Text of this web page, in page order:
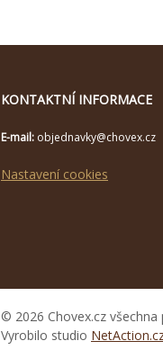
KONTAKTNÍ INFORMACE
E-mail: objednavky@chovex.cz
Nastavení cookies
© 2026 Chovex.cz všechna
Vyrobilo studio